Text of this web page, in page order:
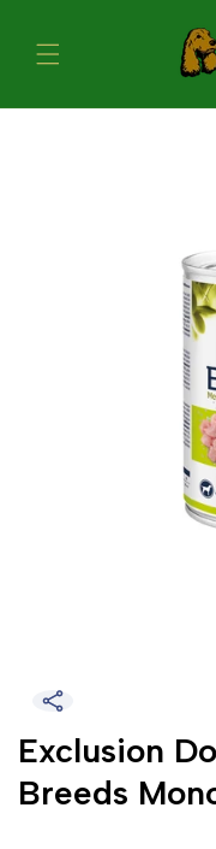
ai contenuti
Exclusion
Breeds